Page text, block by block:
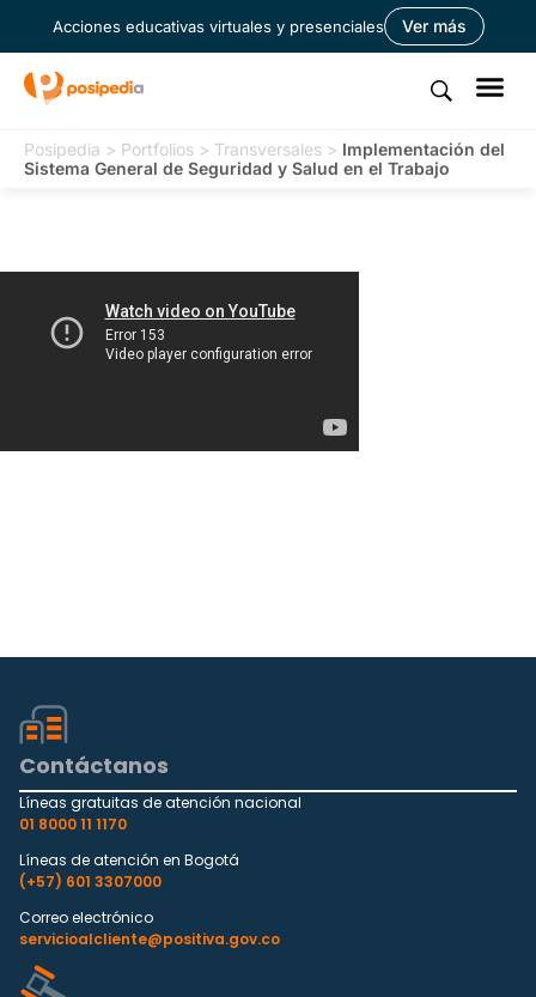
Acciones educativas virtuales y presenciales Ver más
Posipedia > Portfolios > Transversales > Implementación del
Sistema General de Seguridad y Salud en el Trabajo
Contáctanos
Líneas gratuitas de atención nacional
01 8000 11 1170
Líneas de atención en Bogotá
(+57) 601 3307000
Correo electrónico
servicioalcliente@positiva.gov.co